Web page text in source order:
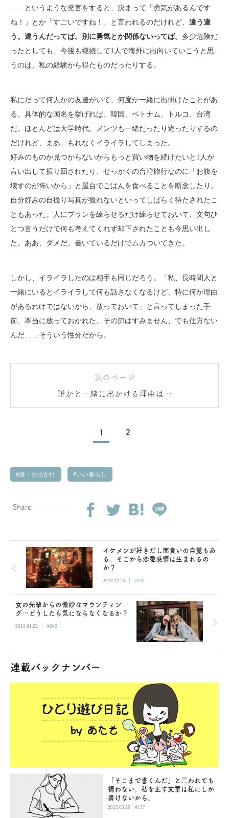
……というような発言をすると、決まって「勇気があるんです
ね！」とか「すごいですね！」と言われるのだけれど、 違う違
う。違うんだってば。別に勇気とか関係ないってば。 多少危険だ
ったとしても、今後も継続して1人で海外に出向いていこうと思
うのは、私の経験から得たものだったりする。
私にだって何人かの友達がいて、何度か一緒に出掛けたことがあ
る。具体的な国名を挙げれば、韓国、ベトナム、トルコ、台湾
だ。ほとんどは大学時代。メンツも一緒だったり違ったりするの
だけれど、まあ、もれなくイライラしてしまった。
好みのものが見つからないからもっと買い物を続けたいと1人が
言い出して振り回されたり、せっかくの台湾旅行なのに「お腹を
壊すのが怖いから」と屋台でごはんを食べることを断念したり。
自分好みの自撮り写真が撮れないといってしばらく待たされたこ
ともあった。人にプランを練らせるだけ練らせておいて、文句ひ
とつ言うだけで何も考えてくれず却下されたことも今思い出し
た。ああ、ダメだ。書いているだけでムカついてきた。
しかし、イライラしたのは相手も同じだろう。「私、長時間人と
一緒にいるとイライラして何も話さなくなるけど、特に何か理由
があるわけではないから、放っておいて」と言ってしまった手
前、本当に放っておかれた。その節はすみません、でも仕方ない
んだ……そういう性分だから。
次のページ
誰かと一緒に出かける理由は…
1 2
旅・お出かけ いい暮らし
Share
イケメンが好きだし面食いの自覚もあ
る。そこから恋愛感情は生まれるの
か？
2018.12.25 | #044
女の先輩からの微妙なマウンティン
グ…どうしたら気にならなくなるか？
2019.01.22 | #046
連載バックナンバー
「そこまで書くんだ」と言われても
構わない。私を正す文章は私にしか
書けないから。
2025.03.26 |#197